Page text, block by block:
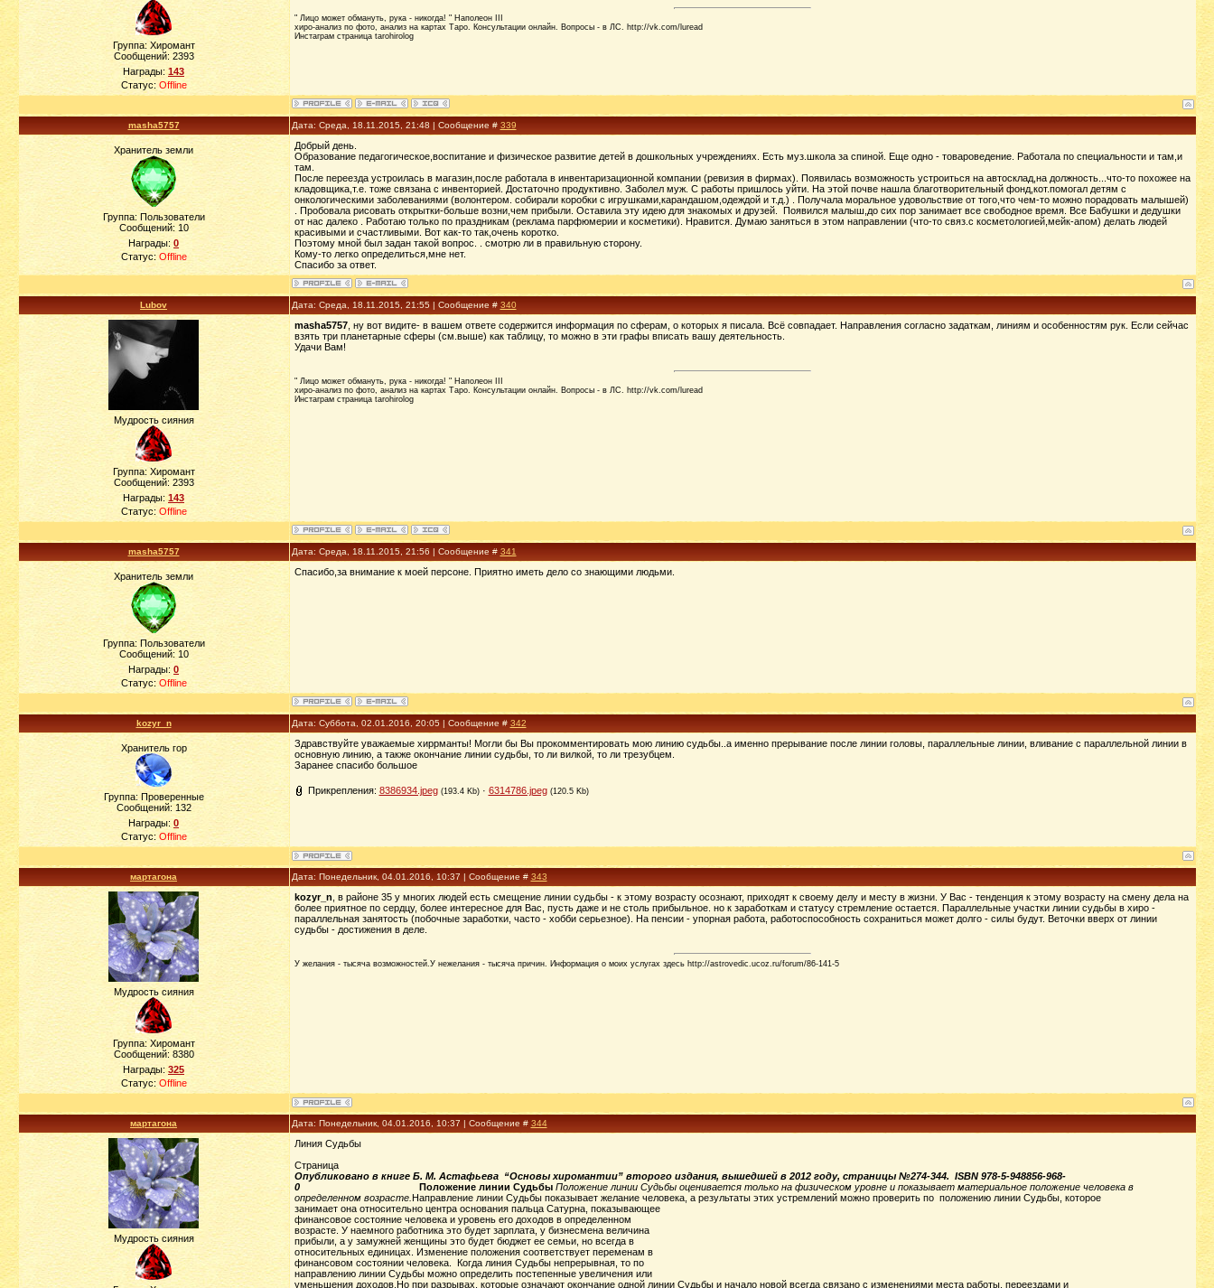
Группа: Хиромант
Сообщений: 2393
Награды:143
Статус: Offline
" Лицо может обмануть, рука - никогда! " Наполеон III
хиро-анализ по фото, анализ на картах Таро. Консультации онлайн. Вопросы - в ЛС. http://vk.com/luread
Инстаграм страница tarohirolog
masha5757 Дата: Среда, 18.11.2015, 21:48 | Сообщение # 339
Хранитель земли
Группа: Пользователи
Сообщений:10
Награды: 0
Статус: Offline
Добрый день.
Образование педагогическое,воспитание и физическое развитие детей в дошкольных учреждениях. Есть муз.школа за спиной. Еще одно - товароведение. Работала по специальности и там,и
там.
После переезда устроилась в магазин,после работала в инвентаризационной компании (ревизия в фирмах). Появилась возможность устроиться на автосклад,на должность...что-то похожее на
кладовщика,т.е. тоже связана с инвенторией. Достаточно продуктивно. Заболел муж. С работы пришлось уйти. На этой почве нашла благотворительный фонд,кот.помогал детям с
онкологическими заболеваниями (волонтером. собирали коробки с игрушками,карандашом,одеждой и т.д.) . Получала моральное удовольствие от того,что чем-то можно порадовать малышей)
. Пробовала рисовать открытки-больше возни,чем прибыли. Оставила эту идею для знакомых и друзей. Появился малыш,до сих пор занимает все свободное время. Все Бабушки и дедушки
от нас далеко . Работаю только по праздникам (реклама парфюмерии и косметики). Нравится. Думаю заняться в этом направлении (что-то связ.с косметологией,мейк-апом) делать людей
красивыми и счастливыми. Вот как-то так,очень коротко.
Поэтому мной был задан такой вопрос. . смотрю ли в правильную сторону.
Кому-то легко определиться,мне нет.
Спасибо за ответ.
Lubov Дата: Среда, 18.11.2015, 21:55 | Сообщение # 340
Мудрость сияния
Группа: Хиромант
Сообщений: 2393
Награды:143
Статус: Offline
masha5757, ну вот видите- в вашем ответе содержится информация по сферам, о которых я писала. Всё совпадает. Направления согласно задаткам, линиям и особенностям рук. Если сейчас
взять три планетарные сферы (см.выше) как таблицу, то можно в эти графы вписать вашу деятельность.
Удачи Вам!
" Лицо может обмануть, рука - никогда! " Наполеон III
хиро-анализ по фото, анализ на картах Таро. Консультации онлайн. Вопросы - в ЛС. http://vk.com/luread
Инстаграм страница tarohirolog
masha5757 Дата: Среда, 18.11.2015, 21:56 | Сообщение # 341
Хранитель земли
Группа: Пользователи
Сообщений:10
Награды: 0
Статус: Offline
Спасибо,за внимание к моей персоне. Приятно иметь дело со знающими людьми.
kozyr_n Дата: Суббота, 02.01.2016, 20:05 | Сообщение # 342
Хранитель гор
Группа: Проверенные
Сообщений:132
Награды:0
Статус: Offline
Здравствуйте уважаемые хиррманты! Могли бы Вы прокомментировать мою линию судьбы..а именно прерывание после линии головы, параллельные линии, вливание с параллельной линии в
основную линию, а также окончание линии судьбы, то ли вилкой, то ли трезубцем.
Заранее спасибо большое
Прикрепления: 8386934.jpeg (193.4 Kb) · 6314786.jpeg (120.5 Kb)
мартагона Дата: Понедельник, 04.01.2016, 10:37 | Сообщение # 343
Мудрость сияния
Группа: Хиромант
Сообщений: 8380
Награды:325
Статус: Offline
kozyr_n , в районе 35 у многих людей есть смещение линии судьбы - к этому возрасту осознают, приходят к своему делу и месту в жизни. У Вас - тенденция к этому возрасту на смену дела на
более приятное по сердцу, более интересное для Вас, пусть даже и не столь прибыльное. но к заработкам и статусу стремление остается. Параллельные участки линии судьбы в хиро -
параллельная занятость (побочные заработки, часто - хобби серьезное). На пенсии - упорная работа, работоспособность сохраниться может долго - силы будут. Веточки вверх от линии
судьбы - достижения в деле.
У желания - тысяча возможностей.У нежелания - тысяча причин. Информация о моих услугах здесь http://astrovedic.ucoz.ru/forum/86-141-5
мартагона Дата: Понедельник, 04.01.2016, 10:37 | Сообщение # 344
Мудрость сияния
Линия Судьбы
Страница
Опубликовано в книге Б. М. Астафьева “Основы хиромантии” второго издания, вышедшей в 2012 году, страницы №274-344. ISBN 978-5-948856-968-
0
Положение линии Судьбы Положение линии Судьбы оценивается только на физическом уровне и показывает материальное положение человека в
определенном возрасте. Направление линии Судьбы показывает желание человека, а результаты этих устремлений можно проверить по положению линии Судьбы, которое
занимает она относительно центра основания пальца Сатурна, показывающее
финансовое состояние человека и уровень его доходов в определенном
возрасте. У наемного работника это будет зарплата, у бизнесмена величина
прибыли, а у замужней женщины это будет бюджет ее семьи, но всегда в
относительных единицах. Изменение положения соответствует переменам в
финансовом состоянии человека. Когда линия Судьбы непрерывная, то по
направлению линии Судьбы можно определить постепенные увеличения или
уменьшения доходов.Но при разрывах, которые означают окончание одной линии Судьбы и начало новой всегда связано с изменениями места работы, переездами и